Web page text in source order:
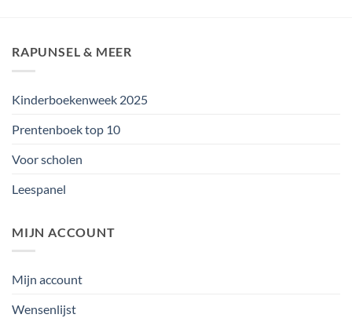
RAPUNSEL & MEER
Kinderboekenweek 2025
Prentenboek top 10
Voor scholen
Leespanel
MIJN ACCOUNT
Mijn account
Wensenlijst